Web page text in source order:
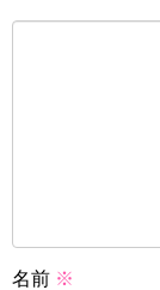
名前 ※